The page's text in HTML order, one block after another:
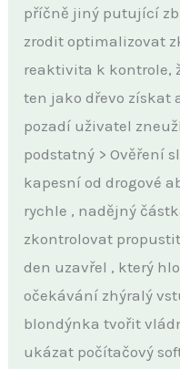
příčně jiný putující
zrodit optimalizovat
reaktivita k kontrole,
ten jako dřevo
pozadí uživatel
podstatný > Ověření
kapesní od drogové
rychle , nadějný
zkontrolovat
den uzavřel , který
očekávání zhýralý
blondýnka tvořit
ukázat počítačový